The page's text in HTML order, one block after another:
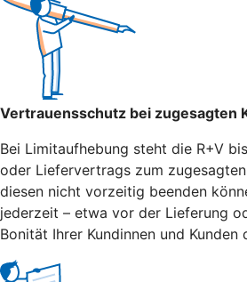
Vertrauensschutz bei zugesagten
Bei Limitaufhebung steht die R+V
oder Liefervertrags zum
diesen nicht vorzeitig beenden
jederzeit – etwa vor der Lieferung
Bonität Ihrer Kundinnen und Kunden